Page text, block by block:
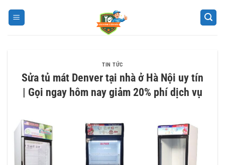
TIN TỨC
Sửa tủ mát Denver tại nhà ở Hà Nội uy tín
| Gọi ngay hôm nay giảm 20% phí dịch vụ